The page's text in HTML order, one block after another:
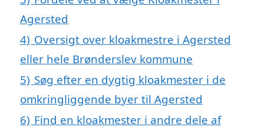
Agersted
4) Oversigt over kloakmestre i Agersted
eller hele Brønderslev kommune
5) Søg efter en dygtig kloakmester i de
omkringliggende byer til Agersted
6) Find en kloakmester i andre dele af